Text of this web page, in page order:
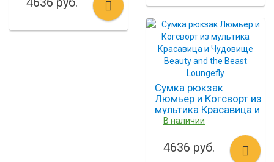
Сумка рюкзак
Люмьер и Когсворт из
мультика Красавица и
Чудовище Beauty and
В наличии
4636 руб.